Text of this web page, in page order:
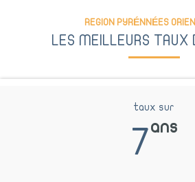
REGION PYRÉNNÉES
LES MEILLEURS TAUX
taux sur
7ans